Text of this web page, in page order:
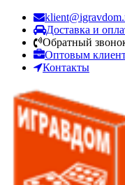
Доставка и
Обратный
Оптовым
Контакты